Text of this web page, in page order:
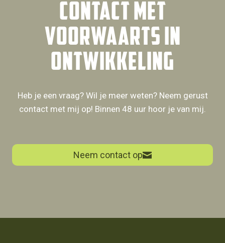
contact met
Voorwaarts in
ontwikkeling
Heb je een vraag? Wil je meer weten? Neem gerust
contact met mij op! Binnen 48 uur hoor je van mij.
Neem contact op